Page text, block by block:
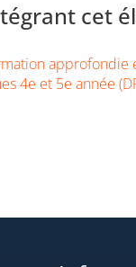
cet
approfondie
4e et 5e année